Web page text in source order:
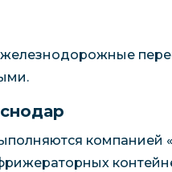
компанией